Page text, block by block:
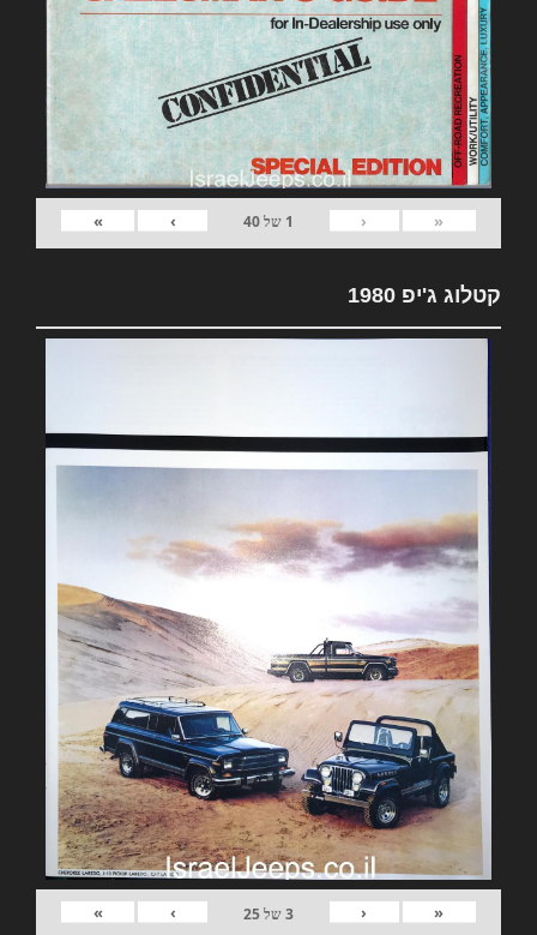
«
‹
1 של40
›
»
קטלוג ג'יפ 1980
«
‹
3של25
›
»